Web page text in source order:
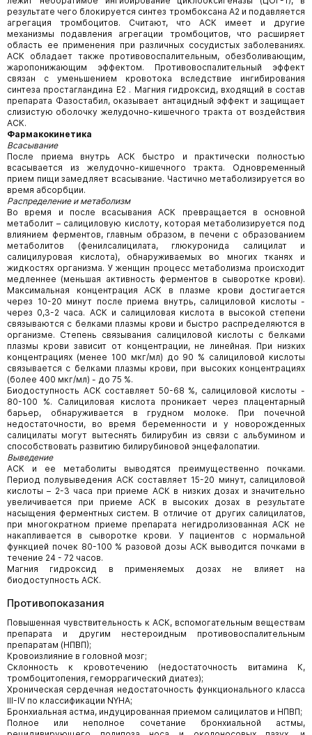
результате чего блокируется синтез тромбоксана А2 и подавляется
агрегация тромбоцитов. Считают, что АСК имеет и другие
механизмы подавления агрегации тромбоцитов, что расширяет
область ее применения при различных сосудистых заболеваниях.
АСК обладает также противовоспалительным, обезболивающим,
жаропонижающим эффектом. Противовоспалительный эффект
связан с уменьшением кровотока вследствие ингибирования
синтеза простагландина Е2 . Магния гидроксид, входящий в состав
препарата Фазостабил, оказывает антацидный эффект и защищает
слизистую оболочку желудочно-кишечного тракта от воздействия
АСК.
Фармакокинетика
Всасывание
После приема внутрь АСК быстро и практически полностью
всасывается из желудочно-кишечного тракта. Одновременный
прием пищи замедляет всасывание. Частично метаболизируется во
время абсорбции.
Распределение и метаболизм
Во время и после всасывания АСК превращается в основной
метаболит – салициловую кислоту, которая метаболизируется под
влиянием ферментов, главным образом, в печени с образованием
метаболитов (фенилсалицилата, глюкуронида салицилат и
салицилуровая кислота), обнаруживаемых во многих тканях и
жидкостях организма. У женщин процесс метаболизма происходит
медленнее (меньшая активность ферментов в сыворотке крови).
Максимальная концентрация АСК в плазме крови достигается
через 10-20 минут после приема внутрь, салициловой кислоты -
через 0,3-2 часа. АСК и салициловая кислота в высокой степени
связываются с белками плазмы крови и быстро распределяются в
организме. Степень связывания салициловой кислоты с белками
плазмы крови зависит от концентрации, не линейная. При низких
концентрациях (менее 100 мкг/мл) до 90 % салициловой кислоты
связывается с белками плазмы крови, при высоких концентрациях
(более 400 мкг/мл) - до 75 %.
Биодоступность АСК составляет 50-68 %, салициловой кислоты -
80-100 %. Салициловая кислота проникает через плацентарный
барьер, обнаруживается в грудном молоке. При почечной
недостаточности, во время беременности и у новорожденных
салицилаты могут вытеснять билирубин из связи с альбумином и
способствовать развитию билирубиновой энцефалопатии.
Выведение
АСК и ее метаболиты выводятся преимущественно почками.
Период полувыведения АСК составляет 15-20 минут, салициловой
кислоты – 2-3 часа при приеме АСК в низких дозах и значительно
увеличивается при приеме АСК в высоких дозах в результате
насыщения ферментных систем. В отличие от других салицилатов,
при многократном приеме препарата негидролизованная АСК не
накапливается в сыворотке крови. У пациентов с нормальной
функцией почек 80-100 % разовой дозы АСК выводится почками в
течение 24 - 72 часов.
Магния гидроксид в применяемых дозах не влияет на
биодоступность АСК.
Противопоказания
Повышенная чувствительность к АСК, вспомогательным веществам
препарата и другим нестероидным противовоспалительным
препаратам (НПВП);
Кровоизлияние в головной мозг;
Склонность к кровотечению (недостаточность витамина К,
тромбоцитопения, геморрагический диатез);
Хроническая сердечная недостаточность функционального класса
III-IV по классификации NYHA;
Бронхиальная астма, индуцированная приемом салицилатов и НПВП;
Полное или неполное сочетание бронхиальной астмы,